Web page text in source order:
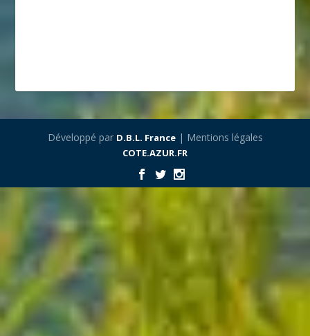
Développé par D.B.L. France| Mentions légales
COTE.AZUR.FR